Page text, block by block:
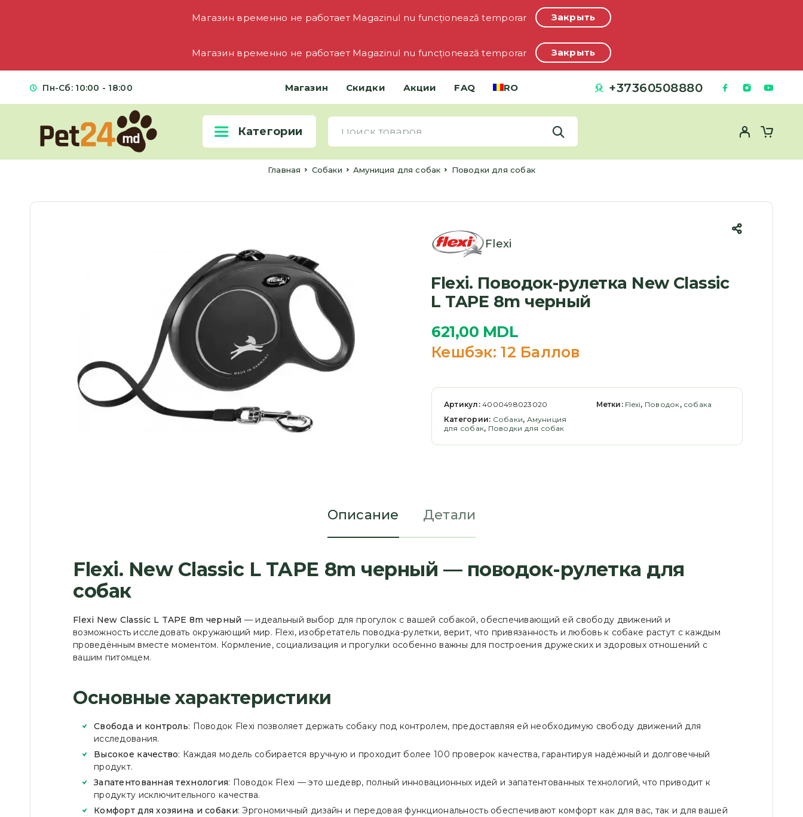
Магазин временно не работает Magazinul nu funcționează temporar Закрыть
Магазин временно не работает Magazinul nu funcționează temporar Закрыть
Пн-Сб: 10:00 - 18:00 Магазин Скидки Акции FAQ RO +37360508880
Категории
Главная Cобаки Амуниция для собак Поводки для собак
Flexi
Flexi. Поводок-рулетка New Classic
L TAPE 8m черный
621,00 MDL
Кешбэк: 12 Баллов
Артикул:4000498023020
Категории: Cобаки, Амуниция
для собак, Поводки для собак
Метки: Flexi, Поводок, собака
Описание Детали
Flexi. New Classic L TAPE 8m черный — поводок-рулетка для
собак
Flexi New Classic L TAPE 8m черный — идеальный выбор для прогулок с вашей собакой, обеспечивающий ей свободу движений и
возможность исследовать окружающий мир. Flexi, изобретатель поводка-рулетки, верит, что привязанность и любовь к собаке растут с каждым
проведённым вместе моментом. Кормление, социализация и прогулки особенно важны для построения дружеских и здоровых отношений с
вашим питомцем.
Основные характеристики
Свобода и контроль: Поводок Flexi позволяет держать собаку под контролем, предоставляя ей необходимую свободу движений для
исследования.
Высокое качество: Каждая модель собирается вручную и проходит более 100 проверок качества, гарантируя надёжный и долговечный
продукт.
Запатентованная технология: Поводок Flexi — это шедевр, полный инновационных идей и запатентованных технологий, что приводит к
продукту исключительного качества.
Комфорт для хозяина и собаки: Эргономичный дизайн и передовая функциональность обеспечивают комфорт как для вас, так и для вашей